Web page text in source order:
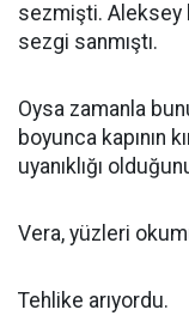
sezmişti. Aleksey
sezgi sanmıştı.
Oysa zamanla
boyunca kapının
uyanıklığı
Vera, yüzleri
Tehlike arıyordu.